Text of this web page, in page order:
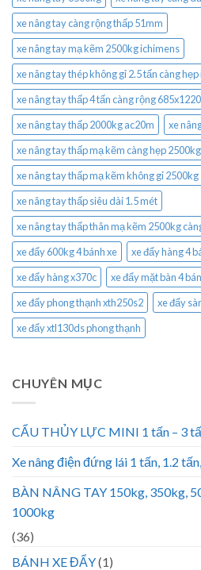
xe nâng tay càng rộng thấp 51mm
xe nâng tay mạ kẽm 2500kg ichimens
xe nâng tay thép không gỉ 2.5 tấn càng
xe nâng tay thấp 4 tấn càng rộng
xe nâng tay thấp 2000kg ac20m
xe
xe nâng tay thấp mạ kẽm càng hẹp 2500kg
xe nâng tay thấp mạ kẽm không gỉ 2500kg
xe nâng tay thấp siêu dài 1.5 mét
xe nâng tay thấp thân mạ kẽm 2500kg
xe đẩy 600kg 4 bánh xe
xe đẩy hàng 4
xe đẩy hàng x370c
xe đẩy mặt bàn 4
xe đẩy phong thạnh xth250s2
xe đẩy
xe đẩy xtl130ds phong thạnh
CHUYÊN MỤC
CẨU THỦY LỰC MINI 1 tấn – 3
Xe nâng điện đứng lái 1 tấn, 1.2
BÀN NÂNG TAY 150kg, 350kg,
1000kg
(36)
BÁNH XE ĐẨY(1)